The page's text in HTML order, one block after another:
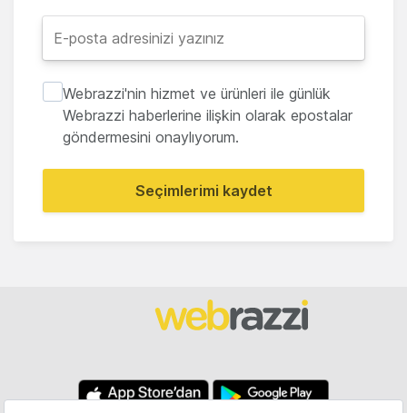
Webrazzi'nin hizmet ve ürünleri ile günlük
Webrazzi haberlerine ilişkin olarak epostalar
göndermesini onaylıyorum.
Seçimlerimi kaydet